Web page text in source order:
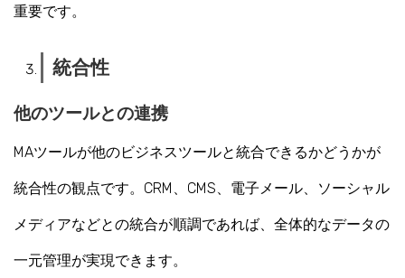
重要です。
統合性
他のツールとの連携
MAツールが他のビジネスツールと統合できるかどうかが
統合性の観点です。CRM、CMS、電子メール、ソーシャル
メディアなどとの統合が順調であれば、全体的なデータの
一元管理が実現できます。